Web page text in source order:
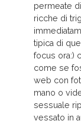
permeate
ricche di
tipica di
focus ora:)
come se
web con
mano o
sessuale
vessato in